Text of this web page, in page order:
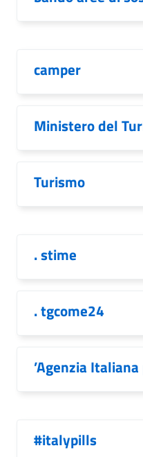
camper
Ministero del
Turismo
. stime
. tgcome24
’Agenzia
#italypills